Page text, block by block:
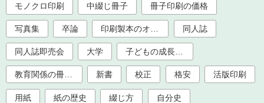
モノクロ印刷 中綴じ冊子 冊子印刷の価格
写真集 卒論 同人誌
同人誌即売会 大学
教育関係の冊子印刷（大学、学校、塾） 新書 校正 格安 活版印刷
用紙 紙の歴史 綴じ方 自分史